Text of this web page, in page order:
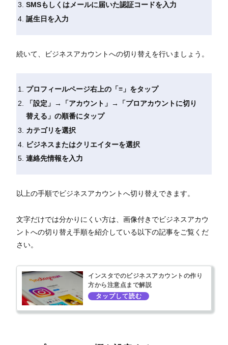
SMSもしくはメールに届いた認証コードを入力
誕生日を入力
続いて、ビジネスアカウントへの切り替えを行いましょう。
プロフィールページ右上の「≡」をタップ
「設定」→「アカウント」→「プロアカウントに切り
替える」の順番にタップ
カテゴリを選択
ビジネスまたはクリエイターを選択
連絡先情報を入力
以上の手順でビジネスアカウントへ切り替えできます。
文字だけでは分かりにくい方は、画像付きでビジネスアカウ
ントへの切り替え手順を紹介している以下の記事をご覧くだ
さい。
インスタでのビジネスアカウントの作り
方から注意点まで解説